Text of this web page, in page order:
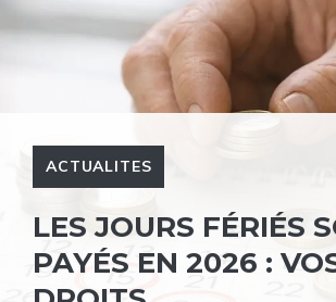
ACTUALITES
LES JOURS FÉRIÉS
PAYÉS EN 2026 :